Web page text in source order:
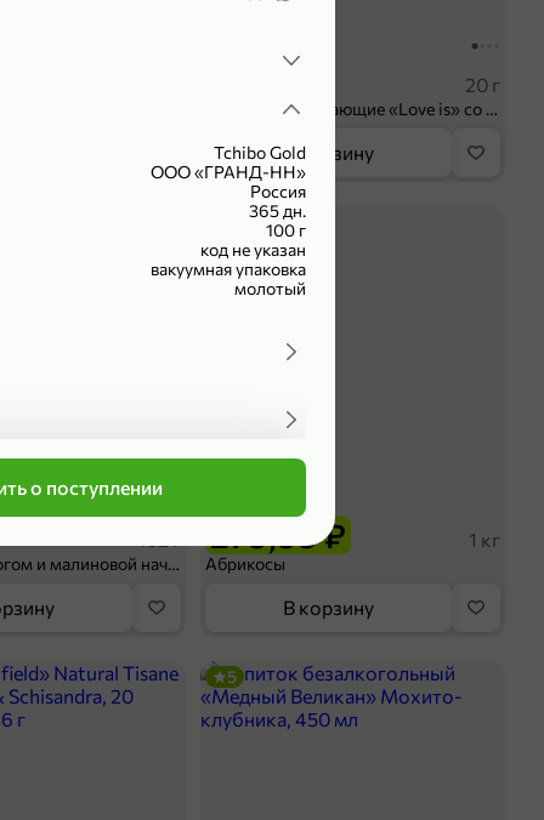
Tchibo Gold
ООО «ГРАНД-НН»
Россия
365 дн.
100 г
код не указан
вакуумная упаковка
молотый
о поступлении
20 г
Конфеты освежающие «Love is» со вкусом морской соли и маракуйи, 20 г
В корзину
Шосон с творогом и малиновой начинкой, 102 г
279,99 ₽ 1 кг
Абрикосы
4,2
В корзину
5